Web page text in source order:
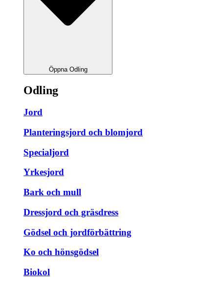
Öppna Odling
Odling
Jord
Planteringsjord och blomjord
Specialjord
Yrkesjord
Bark och mull
Dressjord och gräsdress
Gödsel och jordförbättring
Ko och hönsgödsel
Biokol